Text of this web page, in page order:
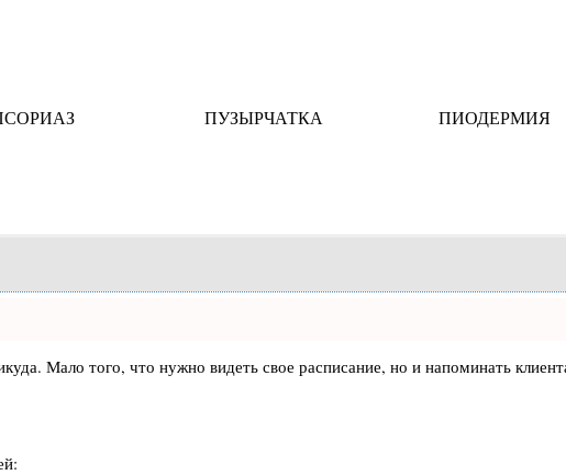
ПУЗЫРЧАТКА ПИОДЕРМИЯ
Мало того, что нужно видеть свое расписание, но и напоминать